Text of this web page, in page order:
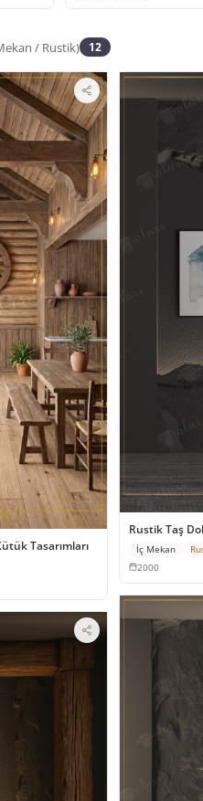
/ Rustik) 12
Tasarımları
Rustik Taş
İç Mekan
2000